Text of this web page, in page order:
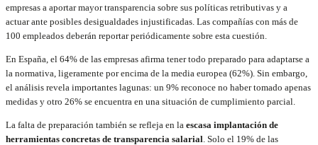
empresas a aportar mayor transparencia sobre sus políticas retributivas y a
actuar ante posibles desigualdades injustificadas. Las compañías con más de
100 empleados deberán reportar periódicamente sobre esta cuestión.
En España, el 64% de las empresas afirma tener todo preparado para adaptarse a
la normativa, ligeramente por encima de la media europea (62%). Sin embargo,
el análisis revela importantes lagunas: un 9% reconoce no haber tomado apenas
medidas y otro 26% se encuentra en una situación de cumplimiento parcial.
La falta de preparación también se refleja en la escasa implantación de
herramientas concretas de transparencia salarial. Solo el 19% de las